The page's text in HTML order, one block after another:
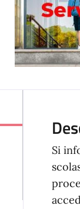
Si